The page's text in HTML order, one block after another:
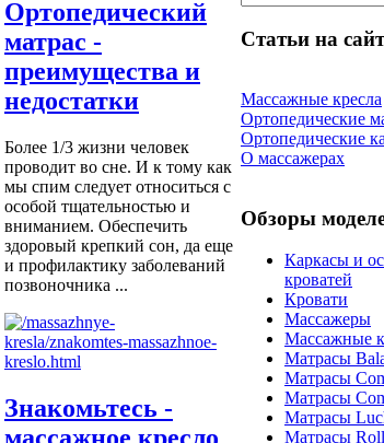
Ортопедический
матрас -
преимущества и
недостатки
Более 1/3 жизни человек
проводит во сне. И к тому как
мы спим следует относиться с
особой тщательностью и
вниманием. Обеспечить
здоровый крепкий сон, да еще
и профилактику заболеваний
позвоночника ...
Знакомьтесь -
Статьи на
Массажные кресла
Ортопедические
Ортопедические
О массажерах
Обзоры
Каркасы и
кроватей
Кровати
Массажеры
Массажные
Матрасы
Матрасы
Матрасы
Матрасы
Матрасы